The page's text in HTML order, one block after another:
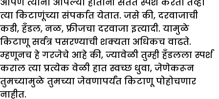
त्या किटाणूंच्या संपर्कात येतात. जसे की, दरवाजाची
कडी, हँडल, नळ, फ्रीजचा दरवाजा इत्यादी. यामुळे
किटाणू सर्वत्र पसरण्याची शक्यता अधिकच वाढते.
म्हणूनच हे गरजेचे आहे की, ज्यावेळी तुम्ही हँडलला स्पर्श
कराल त्या प्रत्येक वेळी हात स्वच्छ धुवा, जेणेकरून
तुमच्यामुळे तुमच्या जेवणापर्यंत किटाणू पोहोचणार
नाहीत.